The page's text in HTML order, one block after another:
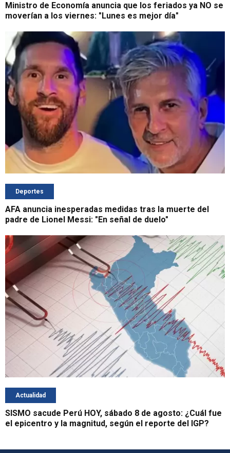
Ministro de Economía anuncia que los feriados ya NO se
moverían a los viernes: "Lunes es mejor día"
Deportes
AFA anuncia inesperadas medidas tras la muerte del
padre de Lionel Messi: "En señal de duelo"
Actualidad
SISMO sacude Perú HOY, sábado 8 de agosto: ¿Cuál fue
el epicentro y la magnitud, según el reporte del IGP?